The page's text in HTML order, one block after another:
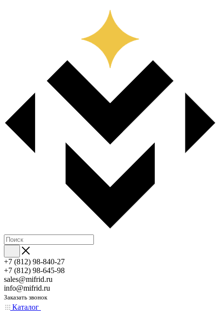
+7 (812) 98-840-27
+7 (812) 98-645-98
sales@mifrid.ru
info@mifrid.ru
Заказать звонок
Каталог